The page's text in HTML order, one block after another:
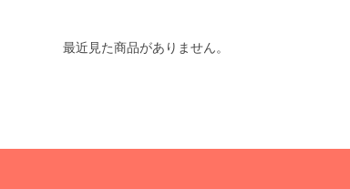
最近見た商品がありません。